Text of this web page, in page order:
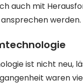
auch mit
werden.
ist nicht neu,
waren